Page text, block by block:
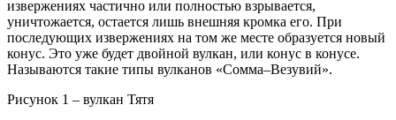
извержениях частично или полностью взрывается,
уничтожается, остается лишь внешняя кромка его. При
последующих извержениях на том же месте образуется новый
конус. Это уже будет двойной вулкан, или конус в конусе.
Называются такие типы вулканов «Сомма–Везувий».
Рисунок 1 – вулкан Тятя